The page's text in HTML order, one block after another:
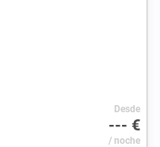
Desde
--- €
/ noche